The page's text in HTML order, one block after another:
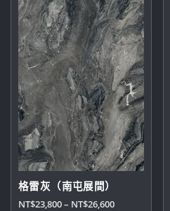
頁
面
選
擇
選
項
格雷灰（南屯展間）
NT$23,800– NT$26,600價